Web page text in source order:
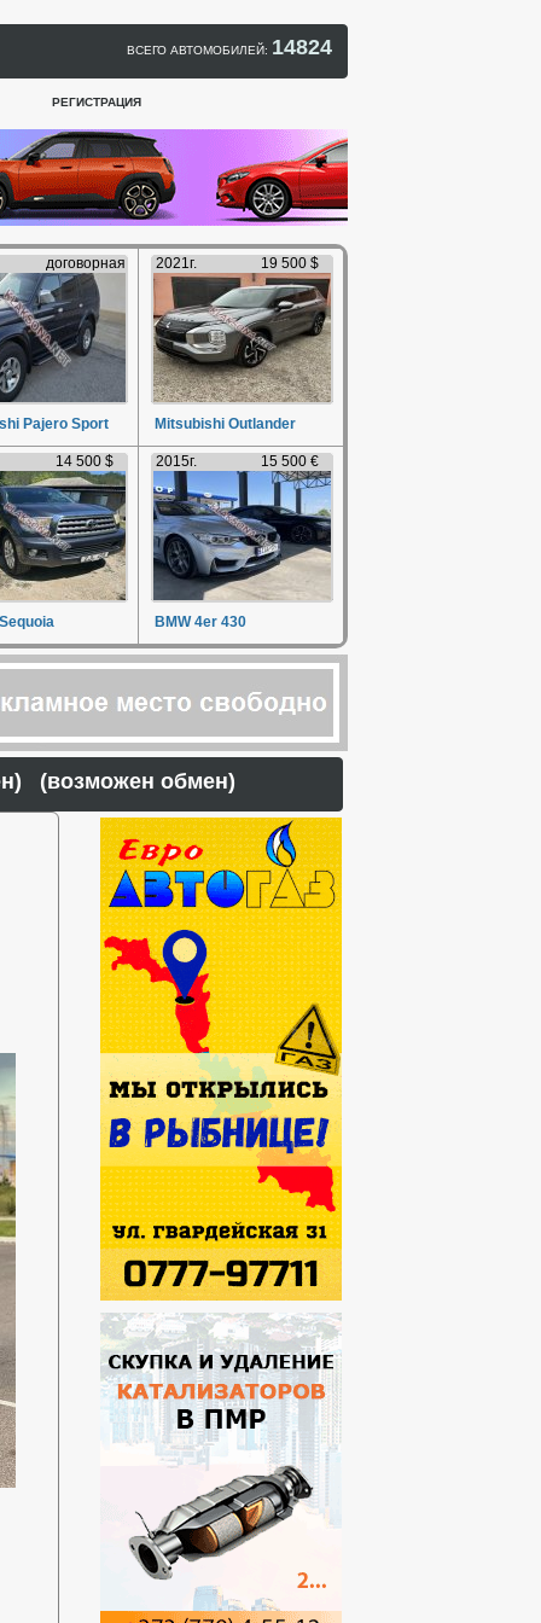
ВСЕГО АВТОМОБИЛЕЙ: 14824
РЕГИСТРАЦИЯ
договорная
Pajero Sport
2021г. 19 500 $
Mitsubishi Outlander
14 500 $ 2015г. 15 500 €
BMW 4er 430
(возможен обмен)